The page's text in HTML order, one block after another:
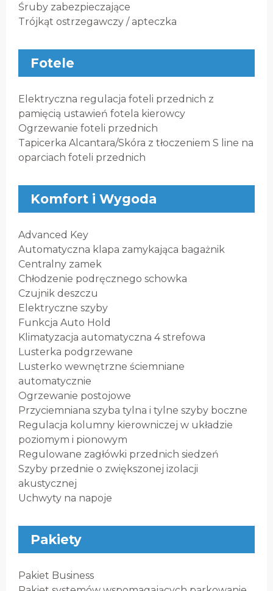
Śruby zabezpieczające
Trójkąt ostrzegawczy / apteczka
Fotele
Elektryczna regulacja foteli przednich z
pamięcią ustawień fotela kierowcy
Ogrzewanie foteli przednich
Tapicerka Alcantara/Skóra z tłoczeniem S line na
oparciach foteli przednich
Komfort i Wygoda
Advanced Key
Automatyczna klapa zamykająca bagażnik
Centralny zamek
Chłodzenie podręcznego schowka
Czujnik deszczu
Elektryczne szyby
Funkcja Auto Hold
Klimatyzacja automatyczna 4 strefowa
Lusterka podgrzewane
Lusterko wewnętrzne ściemniane
automatycznie
Ogrzewanie postojowe
Przyciemniana szyba tylna i tylne szyby boczne
Regulacja kolumny kierowniczej w układzie
poziomym i pionowym
Regulowane zagłówki przednich siedzeń
Szyby przednie o zwiększonej izolacji
akustycznej
Uchwyty na napoje
Pakiety
Pakiet Business